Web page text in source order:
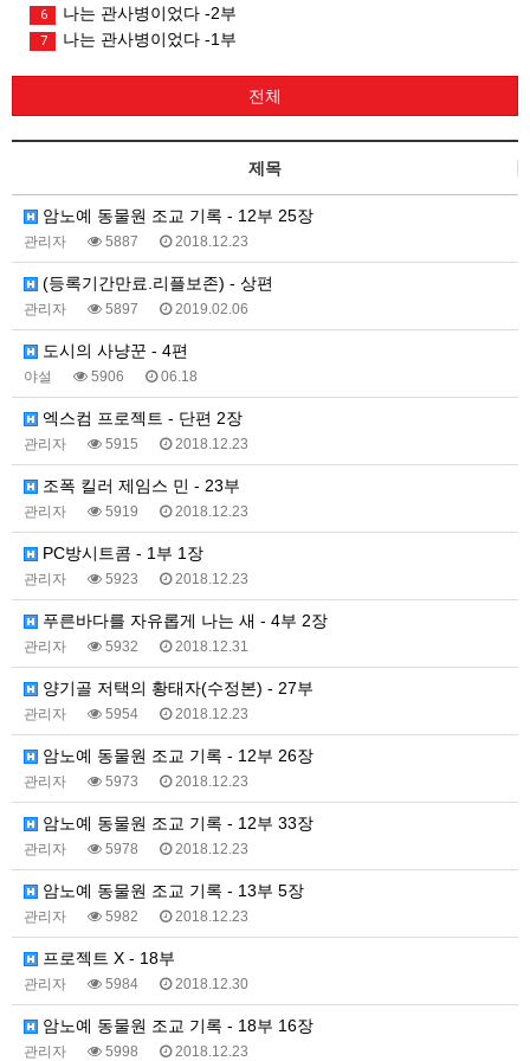
6 나는 관사병이었다 -2부
7 나는 관사병이었다 -1부
전체
제목
암노예 동물원 조교 기록 - 12부 25장
관리자 5887 2018.12.23
(등록기간만료.리플보존) - 상편
관리자 5897 2019.02.06
도시의 사냥꾼 - 4편
야설 5906 06.18
엑스컴 프로젝트 - 단편 2장
관리자 5915 2018.12.23
조폭 킬러 제임스 민 - 23부
관리자 5919 2018.12.23
PC방시트콤 - 1부 1장
관리자 5923 2018.12.23
푸른바다를 자유롭게 나는 새 - 4부 2장
관리자 5932 2018.12.31
양기골 저택의 황태자(수정본) - 27부
관리자 5954 2018.12.23
암노예 동물원 조교 기록 - 12부 26장
관리자 5973 2018.12.23
암노예 동물원 조교 기록 - 12부 33장
관리자 5978 2018.12.23
암노예 동물원 조교 기록 - 13부 5장
관리자 5982 2018.12.23
프로젝트 X - 18부
관리자 5984 2018.12.30
암노예 동물원 조교 기록 - 18부 16장
관리자 5998 2018.12.23